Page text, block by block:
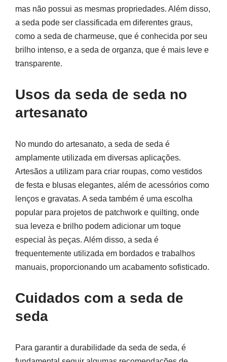
mas não possui as mesmas propriedades. Além disso,
a seda pode ser classificada em diferentes graus,
como a seda de charmeuse, que é conhecida por seu
brilho intenso, e a seda de organza, que é mais leve e
transparente.
Usos da seda de seda no
artesanato
No mundo do artesanato, a seda de seda é
amplamente utilizada em diversas aplicações.
Artesãos a utilizam para criar roupas, como vestidos
de festa e blusas elegantes, além de acessórios como
lenços e gravatas. A seda também é uma escolha
popular para projetos de patchwork e quilting, onde
sua leveza e brilho podem adicionar um toque
especial às peças. Além disso, a seda é
frequentemente utilizada em bordados e trabalhos
manuais, proporcionando um acabamento sofisticado.
Cuidados com a seda de
seda
Para garantir a durabilidade da seda de seda, é